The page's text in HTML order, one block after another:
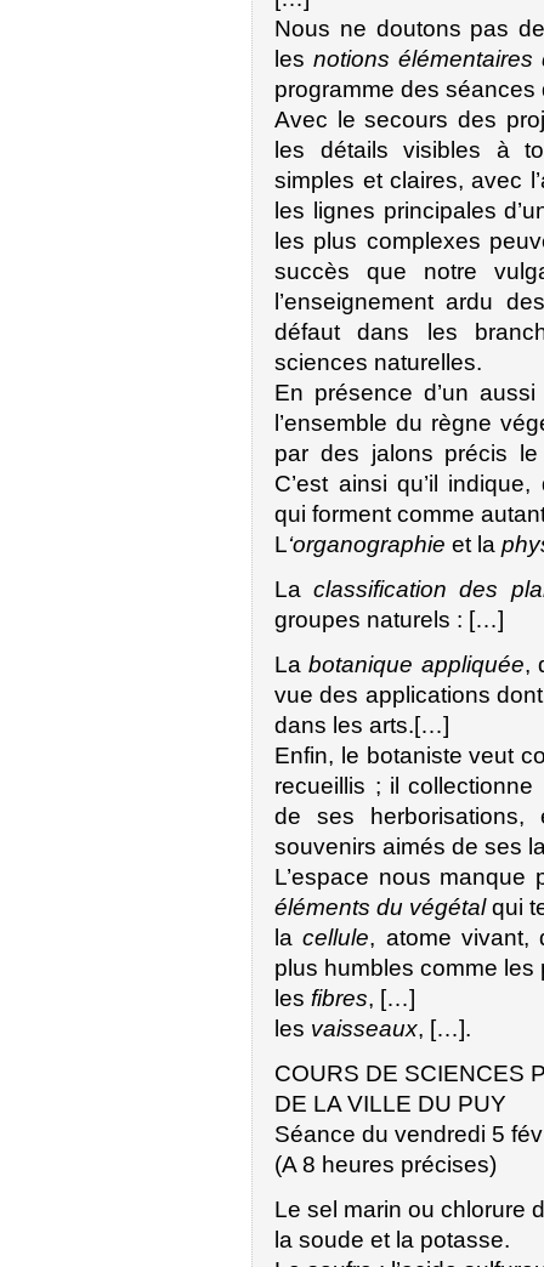
Nous ne doutons pas
lesnotions élémentaires
programme des
Avec le secours des
les détails visibles à
simples et claires, avec
les lignes principales
les plus complexes
succès que notre
l’enseignement ardu
défaut dans les
sciences naturelles.
En présence d’un
l’ensemble du règne
par des jalons précis le
C’est ainsi qu’il
qui forment comme
L‘organographie et la
Laclassification des
groupes naturels : […]
Labotanique appliquée,
vue des applications
dans les arts.[…]
Enfin, le botaniste veut
recueillis ; il
de ses herborisations,
souvenirs aimés de ses
L’espace nous manque
éléments du végétalqui
lacellule, atome vivant,
plus humbles comme
les fibres, […]
les vaisseaux, […].
COURS DE SCIENCES
DE LA VILLE DU PUY
Séance du vendredi 5
(A 8 heures précises)
Le sel marin ou chlorure
la soude et la potasse.